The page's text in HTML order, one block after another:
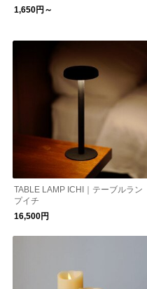
1,650円～
TABLE LAMP ICHI｜テーブルラン
プイチ
16,500円